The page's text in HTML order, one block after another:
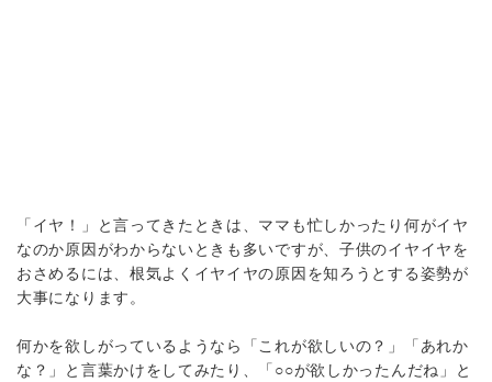
「イヤ！」と言ってきたときは、ママも忙しかったり何がイヤ
なのか原因がわからないときも多いですが、子供のイヤイヤを
おさめるには、根気よくイヤイヤの原因を知ろうとする姿勢が
大事になります。
何かを欲しがっているようなら「これが欲しいの？」「あれか
な？」と言葉かけをしてみたり、「○○が欲しかったんだね」と